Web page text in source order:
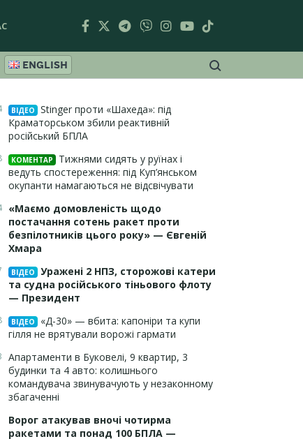
ENGLISH
ВІДЕО
Stinger проти «Шахеда»: під
Краматорськом збили реактивній
російський БПЛА
КОМЕНТАР
Тижнями сидять у руїнах і
ведуть спостереження: під Куп’янськом
окупанти намагаються не відсвічувати
«Маємо домовленість щодо
постачання сотень ракет проти
безпілотників цього року» — Євгеній
Хмара
ВІДЕО
Уражені 2 НПЗ, сторожові катери
та судна російського тіньового флоту
— Президент
ВІДЕО
«Д-30» — вбита: капоніри та купи
гілля не врятували ворожі гармати
Апартаменти в Буковелі, 9 квартир, 3
будинки та 4 авто: колишнього
командувача звинувачують у незаконному
збагаченні
Ворог атакував вночі чотирма
ракетами та понад 100 БПЛА —